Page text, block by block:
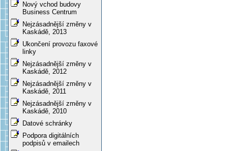
Nový vchod budovy
Business Centrum
Nejzásadnější změny v
Kaskádě, 2013
Ukončení provozu faxové
linky
Nejzásadnější změny v
Kaskádě, 2012
Nejzásadnější změny v
Kaskádě, 2011
Nejzásadnější změny v
Kaskádě, 2010
Datové schránky
Podpora digitálních
podpisů v emailech